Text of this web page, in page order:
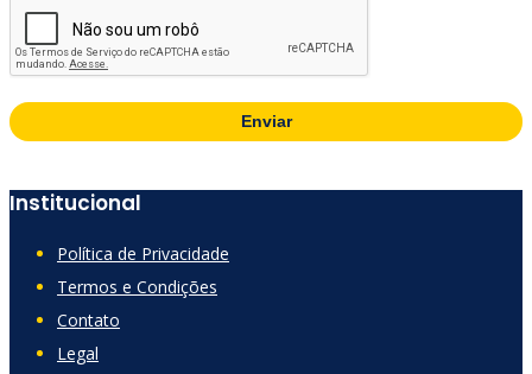
Enviar
Institucional
Política de Privacidade
Termos e Condições
Contato
Legal